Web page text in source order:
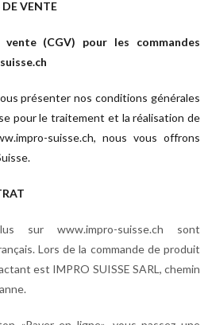
VENTE
(CGV) pour les commandes
présenter nos conditions générales
pour le traitement et la réalisation de
suisse.ch, nous vous offrons
sur www.impro-suisse.ch sont
Lors de la commande de produit
est IMPRO SUISSE SARL, chemin